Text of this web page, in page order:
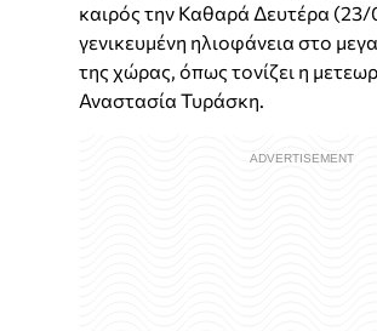
καιρός την Καθαρά Δευτέρα (23/
γενικευμένη ηλιοφάνεια στο
της χώρας, όπως τονίζει η
Αναστασία Τυράσκη.